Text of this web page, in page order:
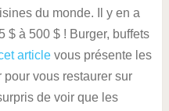
du monde. Il y en a
$ à 500 $ ! Burger, buffets
articlevous présente les
vous restaurer sur
de voir que les